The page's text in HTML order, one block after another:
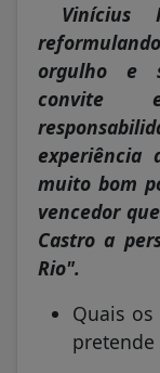
Vinícius
orgulho e
convite
experiência
muito bom
vencedor
Castro a
Rio".
Quais
pretende